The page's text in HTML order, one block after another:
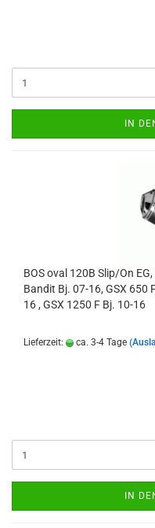
IN
BOS oval 120B Slip/On
Bandit Bj. 07-16, GSX 650
16 , GSX 1250 F Bj. 10-16
Lieferzeit: ca. 3-4 Tage
IN